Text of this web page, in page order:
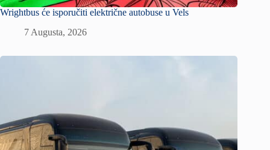
Wrightbus će isporučiti električne autobuse u Vels
7 Augusta, 2026